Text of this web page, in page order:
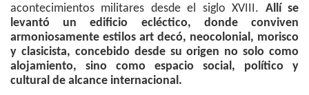
acontecimientos militares desde el siglo XVIII. Allí se
levantó un edificio ecléctico, donde conviven
armoniosamente estilos art decó, neocolonial, morisco
y clasicista, concebido desde su origen no solo como
alojamiento, sino como espacio social, político y
cultural de alcance internacional.